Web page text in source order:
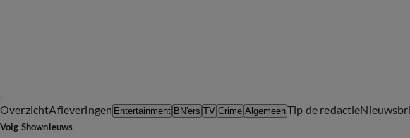
OverzichtAfleveringen Entertainment BN'ers TV Crime AlgemeenTip de redactie
Volg Shownieuws